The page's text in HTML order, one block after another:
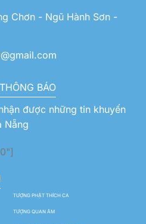
Chơn - Ngũ Hành Sơn -
BÁO
được những tin khuyến
Nẵng
TƯỢNG PHẬT THÍCH CA
TƯỢNG QUAN ÂM